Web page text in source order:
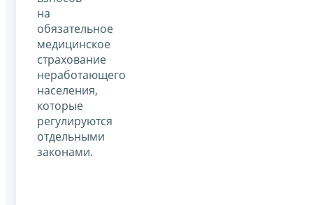
на
обязательное
медицинское
страхование
неработающего
населения,
которые
регулируются
отдельными
законами.